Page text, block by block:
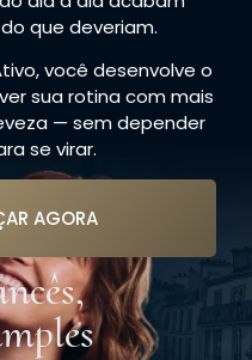
que deveriam.
você desenvolve o
sua rotina com mais
— sem depender
se virar.
AGORA